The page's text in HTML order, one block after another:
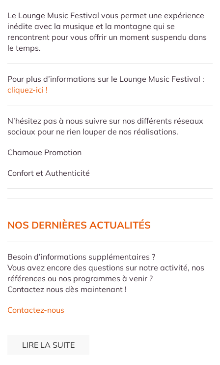
Le Lounge Music Festival vous permet une expérience
inédite avec la musique et la montagne qui se
rencontrent pour vous offrir un moment suspendu dans
le temps.
Pour plus d’informations sur le Lounge Music Festival :
cliquez-ici !
N’hésitez pas à nous suivre sur nos différents réseaux
sociaux pour ne rien louper de nos réalisations.
Chamoue Promotion
Confort et Authenticité
NOS DERNIÈRES ACTUALITÉS
Besoin d’informations supplémentaires ?
Vous avez encore des questions sur notre activité, nos
références ou nos programmes à venir ?
Contactez nous dès maintenant !
Contactez-nous
LIRE LA SUITE